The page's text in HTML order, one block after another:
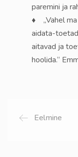
paremini ja
♦ „Vahel ma
aidata-
aitavad ja
hoolida.“
Eelmine